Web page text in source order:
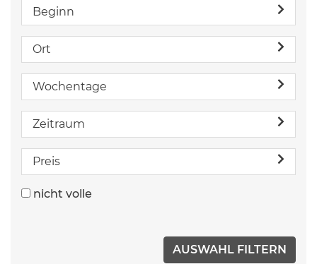
Beginn
Ort
Wochentage
Zeitraum
Preis
nicht volle